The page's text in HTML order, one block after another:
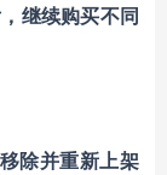
继续购买不同
除并重新上架